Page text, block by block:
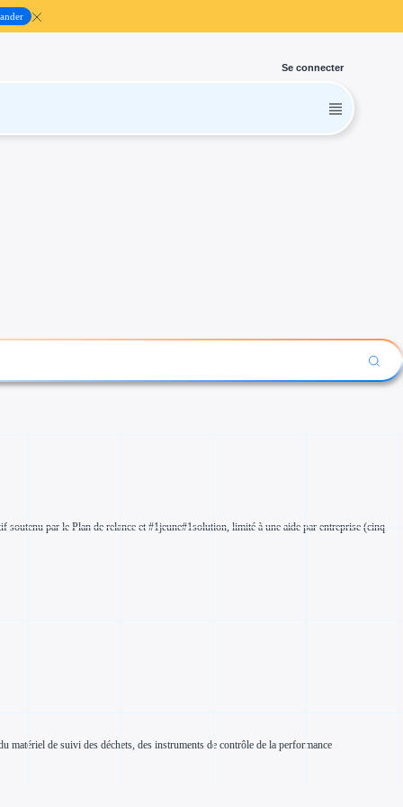
Se connecter
par le Plan de relance et #1jeune#1solution, limité à une aide par entreprise (cinq
matériel de suivi des déchets, des instruments de contrôle de la performance